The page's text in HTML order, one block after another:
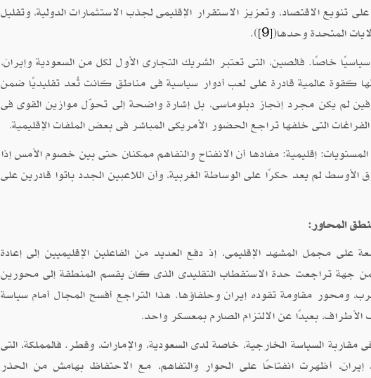
تنويع الاقتصاد، وتعزيز الاستقرار الإقليمى لجذب الاستثمارات الدولية، وتقليل
المتحدة وحدها([9]
).
خاصًا. فالصين، التى تعتبر الشريك التجارى الأول لكل من السعودية وإيران،
عالمية قادرة على لعب أدوار سياسية فى مناطق كانت تُعد تقليديًا ضمن
لم يكن مجرد إنجاز دبلوماسى، بل إشارة واضحة إلى تحوّل موازين القوى فى
التى خلفها تراجع الحضور الأمريكى المباشر فى بعض الملفات الإقليمية.
إقليمية: مفادها أن الانفتاح والتفاهم ممكنان حتى بين خصوم الأمس إذا
الأوسط لم يعد حكرًا على الوساطة الغربية، وأن اللاعبين الجدد باتوا قادرين على
المحاور:
على مجمل المشهد الإقليمى، إذ دفع العديد من الفاعلين الإقليميين إلى إعادة
فمن جهة تراجعت حدة الاستقطاب التقليدى الذى كان يقسم المنطقة إلى محورين
ومحور مقاومة تقوده إيران وحلفاؤها. هذا التراجع أفسح المجال أمام سياسة
بعيدًا عن الالتزام الصارم بمعسكر واحد.
السياسة الخارجية، خاصة لدى السعودية، والإمارات، وقطر. فالمملكة، التى
أظهرت انفتاحًا على الحوار والتفاهم، مع الاحتفاظ بهامش من الحذر